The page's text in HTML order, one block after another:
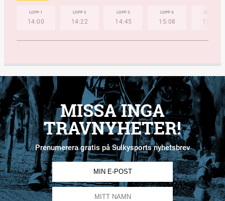
LOPP 1
14:00
LOPP 2
14:22
LOPP 3
14:45
LOPP 4
15:08 15:32
MISSA INGA
TRAVNYHETER!
Prenumerera gratis på Sulkysports nyhetsbrev